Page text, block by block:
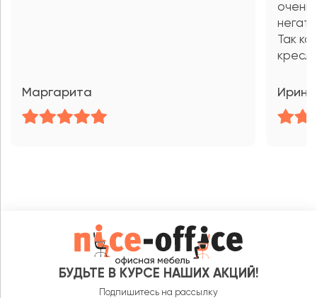
Маргарита
очень
Так
Ирина
БУДЬТЕ В КУРСЕ НАШИХ АКЦИЙ!
Подпишитесь на рассылку